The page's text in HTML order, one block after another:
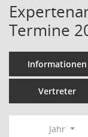
Termine
Informationen
Vertreter
Jahr